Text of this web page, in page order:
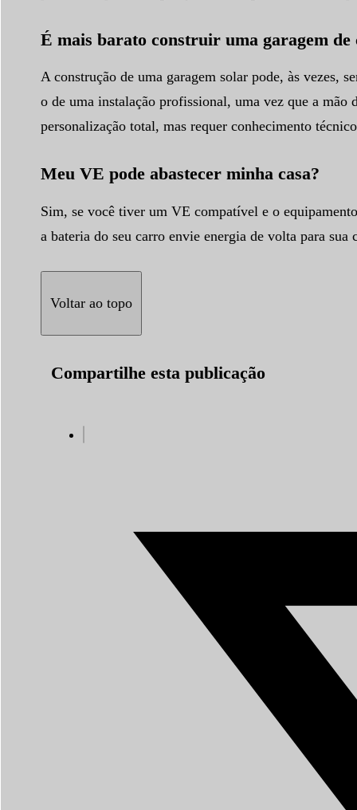
É mais barato construir uma garagem
A construção de uma garagem solar pode, às vezes,
o de uma instalação profissional, uma vez que a mão
personalização total, mas requer conhecimento
Meu VE pode abastecer minha casa?
Sim, se você tiver um VE compatível e o
a bateria do seu carro envie energia de volta para
Voltar ao topo
Compartilhe esta publicação